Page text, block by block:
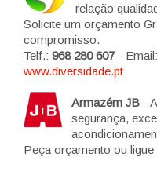
relação
Solicite um orçamento
compromisso.
Telf.: 968 280 607- Email:
www.diversidade.pt
Armazém JB -
segurança,
Peça orçamento ou ligue